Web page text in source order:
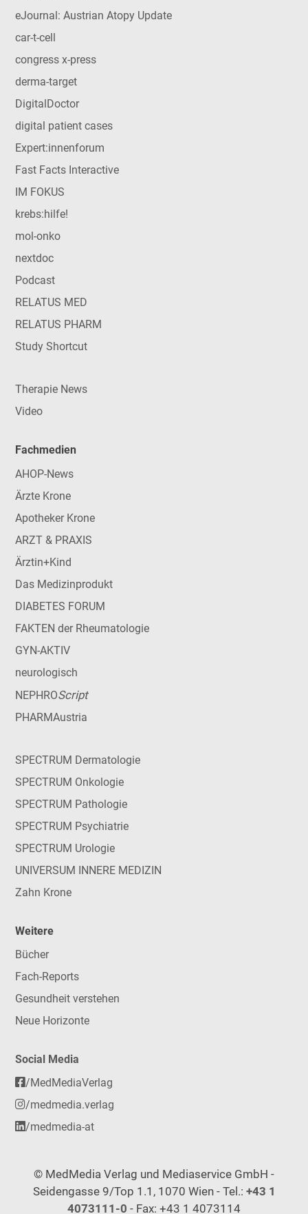
eJournal: Austrian Atopy Update
car-t-cell
congress x-press
derma-target
DigitalDoctor
digital patient cases
Expert:innenforum
Fast Facts Interactive
IM FOKUS
krebs:hilfe!
mol-onko
nextdoc
Podcast
RELATUS MED
RELATUS PHARM
Study Shortcut
Therapie News
Video
Fachmedien
AHOP-News
Ärzte Krone
Apotheker Krone
ARZT & PRAXIS
Ärztin+Kind
Das Medizinprodukt
DIABETES FORUM
FAKTEN der Rheumatologie
GYN-AKTIV
neurologisch
NEPHROScript
PHARMAustria
SPECTRUM Dermatologie
SPECTRUM Onkologie
SPECTRUM Pathologie
SPECTRUM Psychiatrie
SPECTRUM Urologie
UNIVERSUM INNERE MEDIZIN
Zahn Krone
Weitere
Bücher
Fach-Reports
Gesundheit verstehen
Neue Horizonte
Social Media
/MedMediaVerlag
/medmedia.verlag
/medmedia-at
© MedMedia Verlag und Mediaservice GmbH -
Seidengasse 9/Top 1.1, 1070 Wien - Tel.: +43 1
4073111-0 - Fax: +43 1 4073114